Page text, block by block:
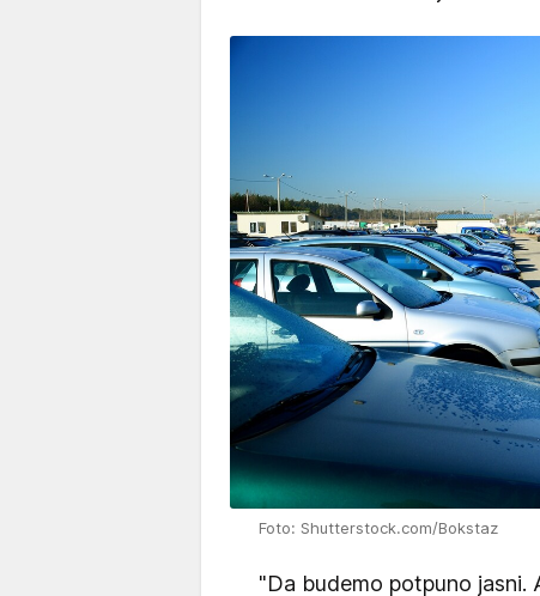
Foto: Shutterstock.com/Bokstaz
"Da budemo potpuno jasni.